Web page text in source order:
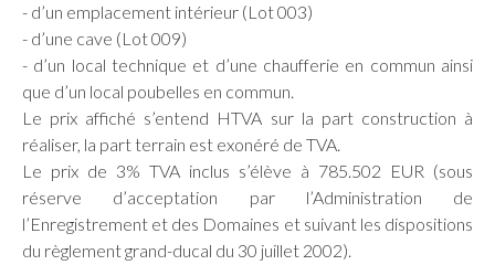
- d’un emplacement intérieur (Lot 003)
- d’une cave (Lot 009)
- d’un local technique et d’une chaufferie en commun ainsi
que d’un local poubelles en commun.
Le prix affiché s’entend HTVA sur la part construction à
réaliser, la part terrain est exonéré de TVA.
Le prix de 3% TVA inclus s’élève à 785.502 EUR (sous
réserve d’acceptation par l’Administration de
l’Enregistrement et des Domaines et suivant les dispositions
du règlement grand-ducal du 30 juillet 2002).